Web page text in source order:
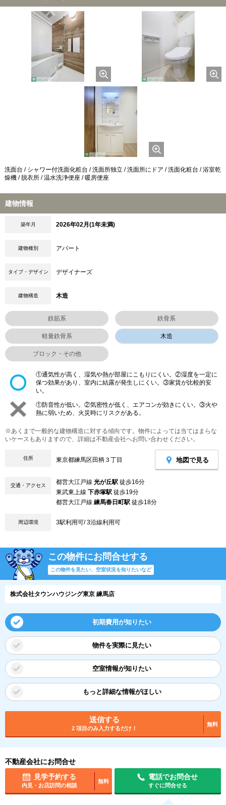
洗面台 / シャワー付洗面化粧台 / 洗面所独立 / 洗面所にドア / 洗面化粧台 / 浴室乾
燥機 / 脱衣所 / 温水洗浄便座 / 暖房便座
建物情報
築年月 2026年02月(1年未満)
建物種別 アパート
タイプ・デザイン デザイナーズ
建物構造 木造
鉄筋系 鉄骨系
軽量鉄骨系 木造
ブロック・その他
①通気性が高く、湿気や熱が部屋にこもりにくい。②湿度を一定に
保つ効果があり、室内に結露が発生しにくい。③家賃が比較的安
い。
①防音性が低い。②気密性が低く、エアコンが効きにくい。③火や
熱に弱いため、火災時にリスクがある。
※あくまで一般的な建物構造に対する傾向です。物件によっては当てはまらな
いケースもありますので、詳細は不動産会社へお問い合わせください。
住所 東京都練馬区田柄３丁目 地図で見る
交通・アクセス 都営大江戸線 光が丘駅 徒歩16分
東武東上線 下赤塚駅 徒歩19分
都営大江戸線 練馬春日町駅 徒歩18分
周辺環境 3駅利用可/ 3沿線利用可
この物件にお問合せする
この物件を見たい、空室状況を知りたいなど
株式会社タウンハウジング東京 練馬店
初期費用が知りたい
物件を実際に見たい
空室情報が知りたい
もっと詳細な情報がほしい
送信する
2 項目のみ入力するだけ！
無料
不動産会社にお問合せ
見学予約する
内見・お店訪問の相談
無料
電話でお問合せ
すぐに問合せる